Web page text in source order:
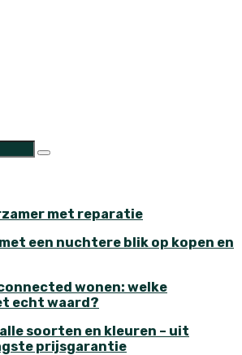
met reparatie
een nuchtere blik op kopen en
wonen: welke
echt waard?
soorten en kleuren – uit
prijsgarantie